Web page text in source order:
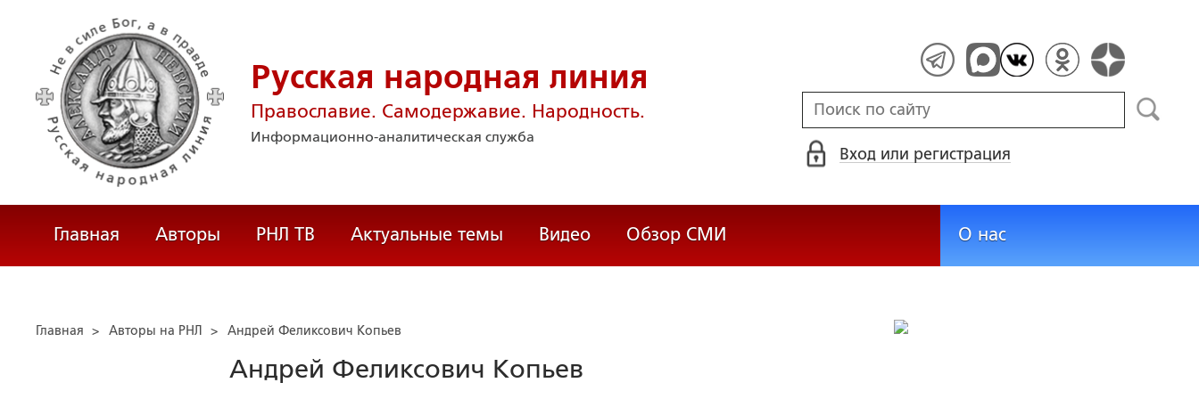
Русская народная линия
Православие. Самодержавие. Народность.
Информационно-аналитическая служба
Вход или регистрация
Главная Авторы РНЛ ТВ Актуальные темы Видео Обзор СМИ О нас
Главная > Авторы на РНЛ > Андрей Феликсович Копьев
Андрей Феликсович Копьев